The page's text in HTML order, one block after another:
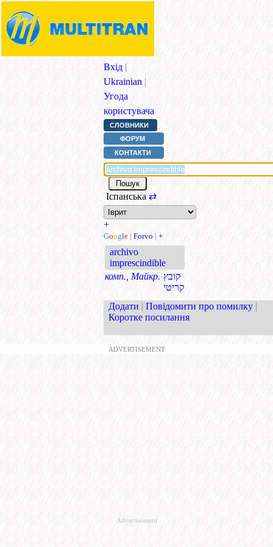
Вхід |
Ukrainian |
Угода
користувача
СЛОВНИКИ
ФОРУМ
КОНТАКТИ
Іспанська ⇄
+
Google | Forvo | +
archivo
imprescindible
комп., Майкр. קובץ
קריטי
Додати | Повідомити про помилку |
Коротке посилання
ADVERTISEMENT
Advertisement